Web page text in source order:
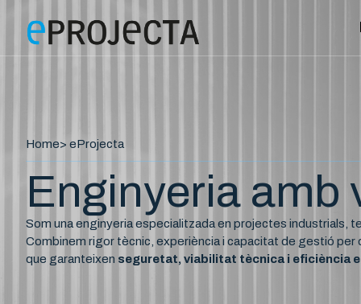
Home> eProjecta
Enginyeria amb
Som una enginyeria especialitzada en projectes industrials,
Combinem rigor tècnic, experiència i capacitat de gestió per
que garanteixen seguretat, viabilitat tècnica i eficiència